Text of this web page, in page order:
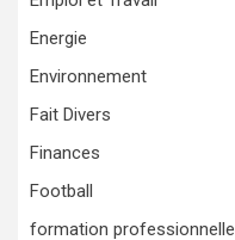
Energie
Environnement
Fait Divers
Finances
Football
formation professionnelle